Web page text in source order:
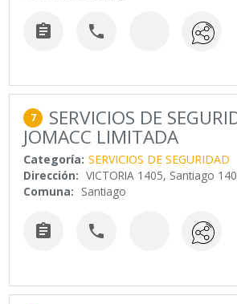
 
7 SERVICIOS DE
JOMACC LIMITADA
Categoría: SERVICIOS DE SEGURIDAD
Dirección: VICTORIA 1405, Santiago
Comuna: Santiago
 